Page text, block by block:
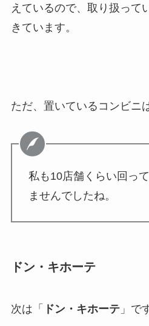
えているので、取り扱って
きています。
ただ、置いているコンビニ
私も10店舗くらい回っ
ませんでしたね。
ドン・キホーテ
次は「 ドン・キホーテ」で